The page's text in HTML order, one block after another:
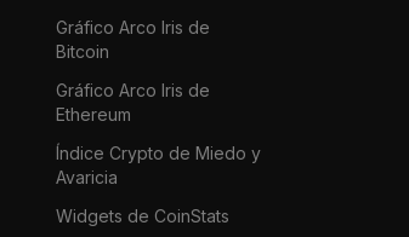
Gráfico Arco Iris de
Bitcoin
Gráfico Arco Iris de
Ethereum
Índice Crypto de Miedo y
Avaricia
Widgets de CoinStats